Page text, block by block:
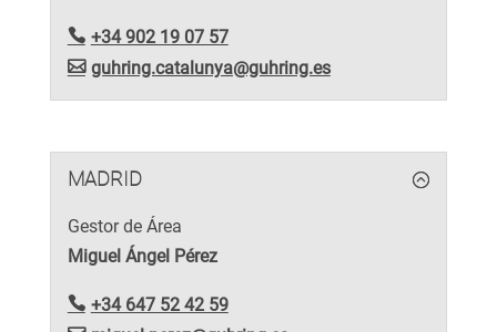
+34 902 19 07 57
guhring.catalunya@guhring.es
MADRID
Gestor de Área
Miguel Ángel Pérez
+34 647 52 42 59